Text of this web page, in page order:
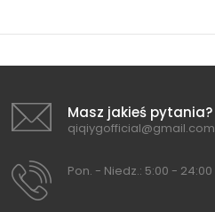
Masz jakieś pytania?
qiqiygofficial@gmail.com
Pon. - Niedz.: 5:00 - 24:00